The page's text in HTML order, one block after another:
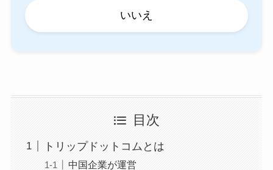
いいえ
目次
トリップドットコムとは
中国企業が運営